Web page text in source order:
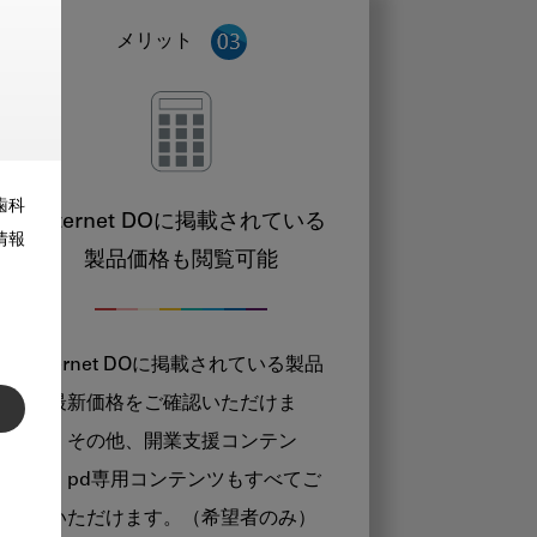
科
報
メリット
Internet DOに掲載されている
製品価格も閲覧可能
Internet DOに掲載されている製品
の最新価格をご確認いただけま
す。その他、開業支援コンテン
ツ、pd専用コンテンツもすべてご
覧いただけます。（希望者のみ）